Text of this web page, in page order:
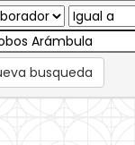
busqueda